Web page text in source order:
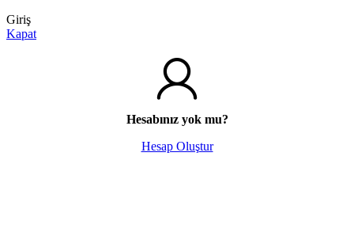
Giriş
Kapat
Hesabınız yok mu?
Hesap Oluştur